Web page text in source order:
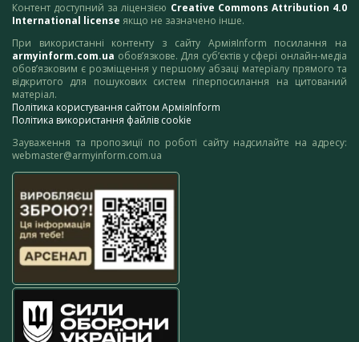
Контент доступний за ліцензією Creative Commons Attribution 4.0
International license якщо не зазначено інше.
При використанні контенту з сайту АрміяInform посилання на
armyinform.com.ua обов’язкове. Для суб’єктів у сфері онлайн-медіа
обов’язковим є розміщення у першому абзаці матеріалу прямого та
відкритого для пошукових систем гіперпосилання на цитований
матеріал.
Політика користування сайтом АрміяInform
Політика використання файлів cookie
Зауваження та пропозиції по роботі сайту надсилайте на адресу:
webmaster@armyinform.com.ua